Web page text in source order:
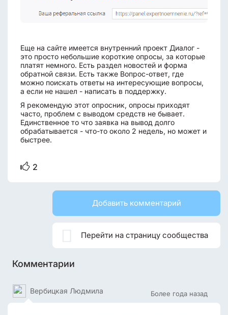
Еще на сайте имеется внутренний проект Диалог -
это просто небольшие короткие опросы, за которые
платят немного. Есть раздел новостей и форма
обратной связи. Есть также Вопрос-ответ, где
можно поискать ответы на интересующие вопросы,
а если не нашел - написать в поддержку.
Я рекомендую этот опросник, опросы приходят
часто, проблем с выводом средств не бывает.
Единственное то что заявка на вывод долго
обрабатывается - что-то около 2 недель, но может и
быстрее.
2
Добавить комментарий
Перейти на страницу сообщества
Комментарии
Более года назад
Вербицкая Людмила